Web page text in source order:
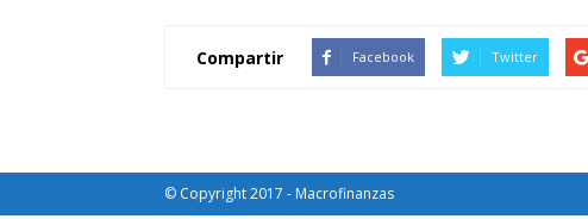
Compartir Facebook Twitter
© Copyright 2017 - Macrofinanzas